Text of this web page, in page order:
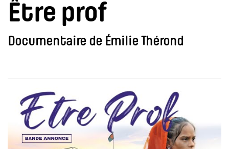
Être prof
Documentaire de Émilie Thérond